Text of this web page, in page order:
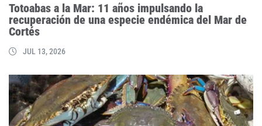
Totoabas a la Mar: 11 años impulsando la
recuperación de una especie endémica del Mar de
Cortés
JUL 13, 2026